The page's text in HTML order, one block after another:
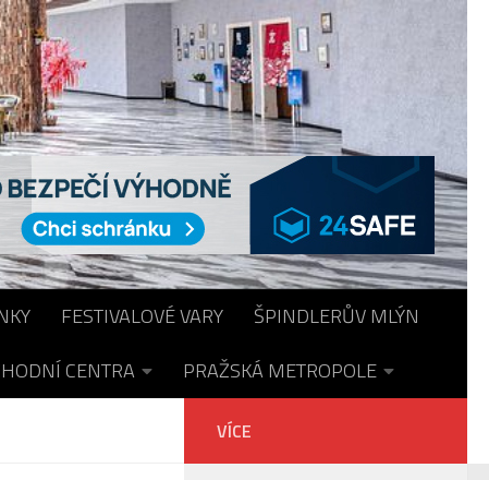
FESTIVALOVÉ VARY
ŠPINDLERŮV MLÝN
CENTRA PRAŽSKÁ METROPOLE
VÍCE